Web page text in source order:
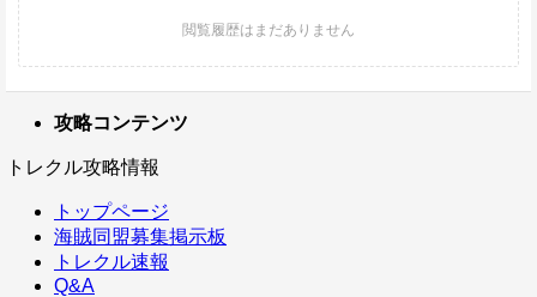
攻略コンテンツ
トレクル攻略情報
トップページ
海賊同盟募集掲示板
トレクル速報
Q&A